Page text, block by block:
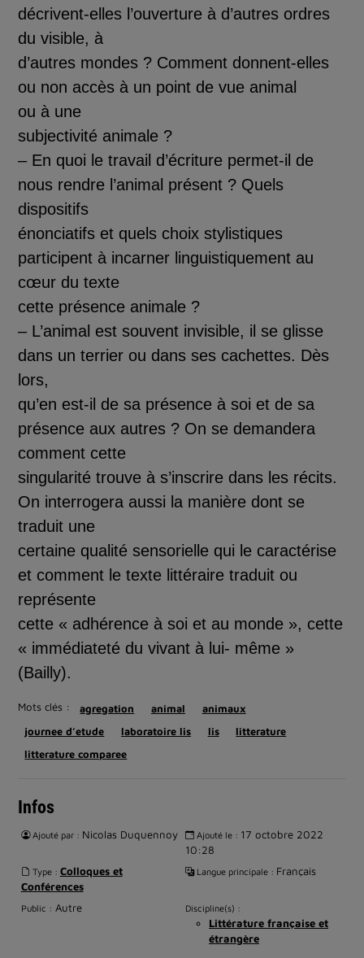
décrivent-elles l’ouverture à d’autres ordres
du visible, à
d’autres mondes ? Comment donnent-elles
ou non accès à un point de vue animal
ou à une
subjectivité animale ?
– En quoi le travail d’écriture permet-il de
nous rendre l’animal présent ? Quels
dispositifs
énonciatifs et quels choix stylistiques
participent à incarner linguistiquement au
cœur du texte
cette présence animale ?
– L’animal est souvent invisible, il se glisse
dans un terrier ou dans ses cachettes. Dès
lors,
qu’en est-il de sa présence à soi et de sa
présence aux autres ? On se demandera
comment cette
singularité trouve à s’inscrire dans les récits.
On interrogera aussi la manière dont se
traduit une
certaine qualité sensorielle qui le caractérise
et comment le texte littéraire traduit ou
représente
cette « adhérence à soi et au monde », cette
« immédiateté du vivant à lui- même »
(Bailly).
Mots clés : agregation animal
animaux
journee d’etude
laboratoire lis lis
litterature
litterature comparee
Infos
Ajouté par : Nicolas Duquennoy Ajouté le : 17 octobre 2022
10:28
Type : Colloques et
Conférences
Langue principale : Français
Public : Autre Discipline(s) :
Littérature française et
étrangère